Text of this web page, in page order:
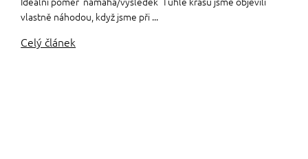
vlastně náhodou, když jsme při ...
Celý článek